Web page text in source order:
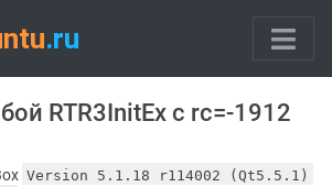
RTR3InitEx с rc=-1912
Version 5.1.18 r114002 (Qt5.5.1)